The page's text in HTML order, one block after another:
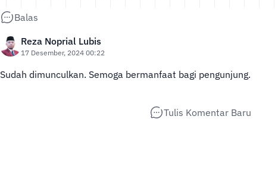
Balas
Reza Noprial Lubis
17 Desember, 2024 00:22
Sudah dimunculkan. Semoga bermanfaat bagi pengunjung.
Tulis Komentar Baru